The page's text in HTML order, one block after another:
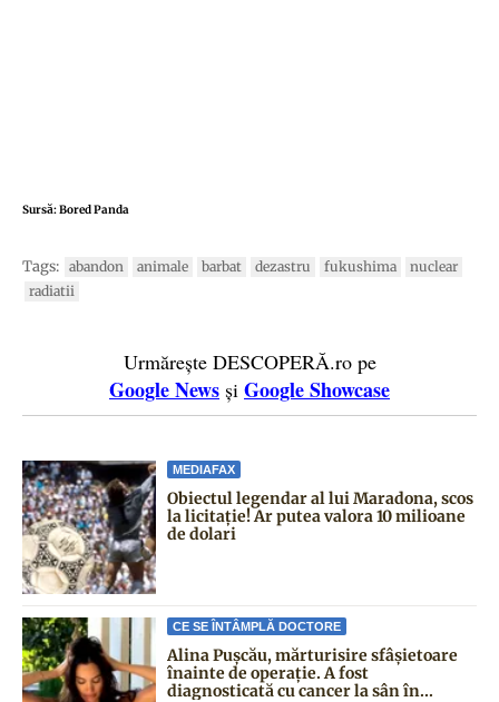
Sursă:Bored Panda
Tags: abandon animale barbat dezastru fukushima
nuclear
radiatii
Urmărește DESCOPERĂ.ro pe
Google News și Google Showcase
MEDIAFAX
Obiectul legendar al lui Maradona, scos
la licitație! Ar putea valora 10 milioane
de dolari
CE SE ÎNTÂMPLĂ DOCTORE
Alina Pușcău, mărturisire sfâșietoare
înainte de operație. A fost
diagnosticată cu cancer la sân în...